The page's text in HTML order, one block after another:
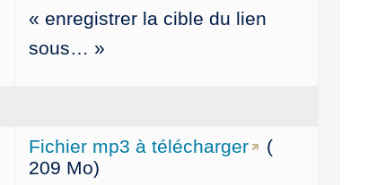
« enregistrer la cible du lien
sous… »
Fichier mp3 à télécharger
(
209 Mo)